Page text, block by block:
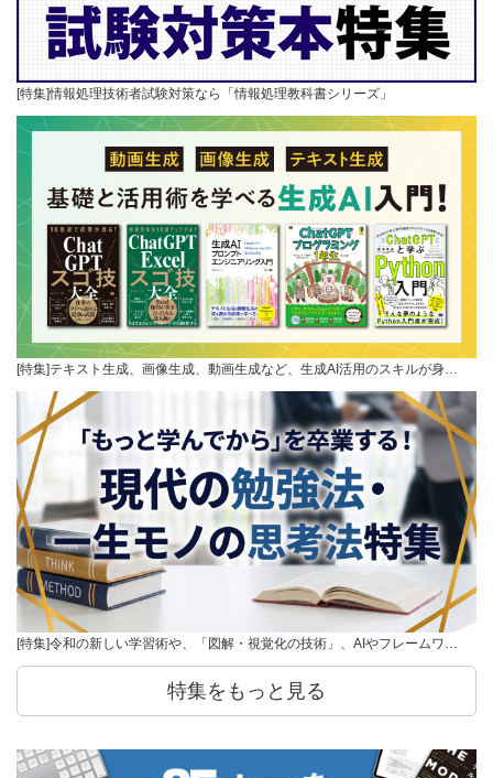
[特集]情報処理技術者試験対策なら「情報処理教科書シリーズ」
[特集]テキスト生成、画像生成、動画生成など、生成AI活用のスキルが身…
[特集]令和の新しい学習術や、「図解・視覚化の技術」、AIやフレームワ…
特集をもっと見る